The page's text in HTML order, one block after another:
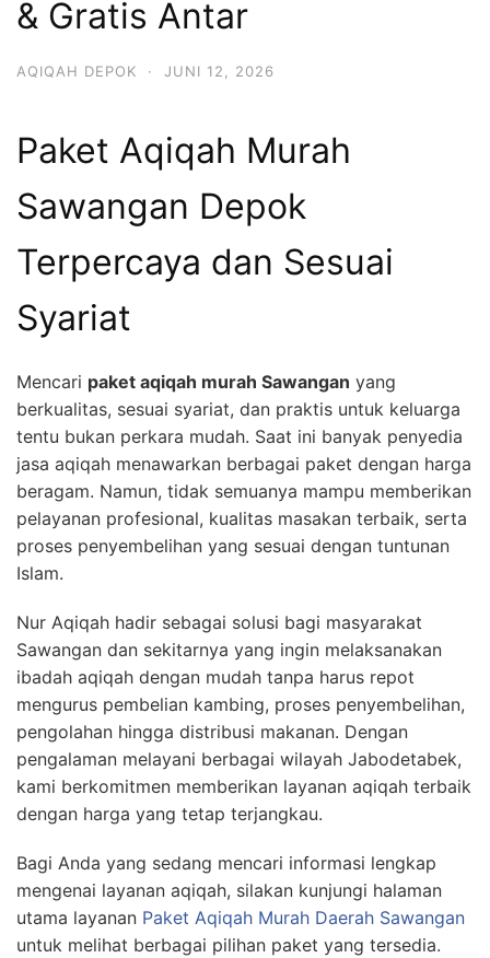
& Gratis Antar
AQIQAH DEPOK · JUNI 12, 2026
Paket Aqiqah Murah
Sawangan Depok
Terpercaya dan Sesuai
Syariat
Mencari paket aqiqah murah Sawangan yang
berkualitas, sesuai syariat, dan praktis untuk keluarga
tentu bukan perkara mudah. Saat ini banyak penyedia
jasa aqiqah menawarkan berbagai paket dengan harga
beragam. Namun, tidak semuanya mampu memberikan
pelayanan profesional, kualitas masakan terbaik, serta
proses penyembelihan yang sesuai dengan tuntunan
Islam.
Nur Aqiqah hadir sebagai solusi bagi masyarakat
Sawangan dan sekitarnya yang ingin melaksanakan
ibadah aqiqah dengan mudah tanpa harus repot
mengurus pembelian kambing, proses penyembelihan,
pengolahan hingga distribusi makanan. Dengan
pengalaman melayani berbagai wilayah Jabodetabek,
kami berkomitmen memberikan layanan aqiqah terbaik
dengan harga yang tetap terjangkau.
Bagi Anda yang sedang mencari informasi lengkap
mengenai layanan aqiqah, silakan kunjungi halaman
utama layanan Paket Aqiqah Murah Daerah Sawangan
untuk melihat berbagai pilihan paket yang tersedia.